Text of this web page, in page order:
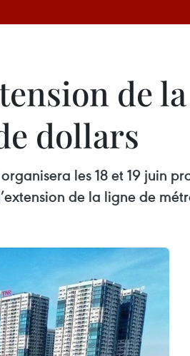
de
dollars
les 18 et 19 juin
de la ligne de